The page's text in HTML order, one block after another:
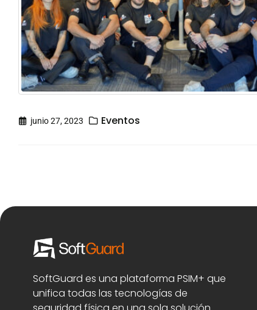
junio 27, 2023 Eventos
SoftGuard es una plataforma PSIM+ que
unifica todas las tecnologías de